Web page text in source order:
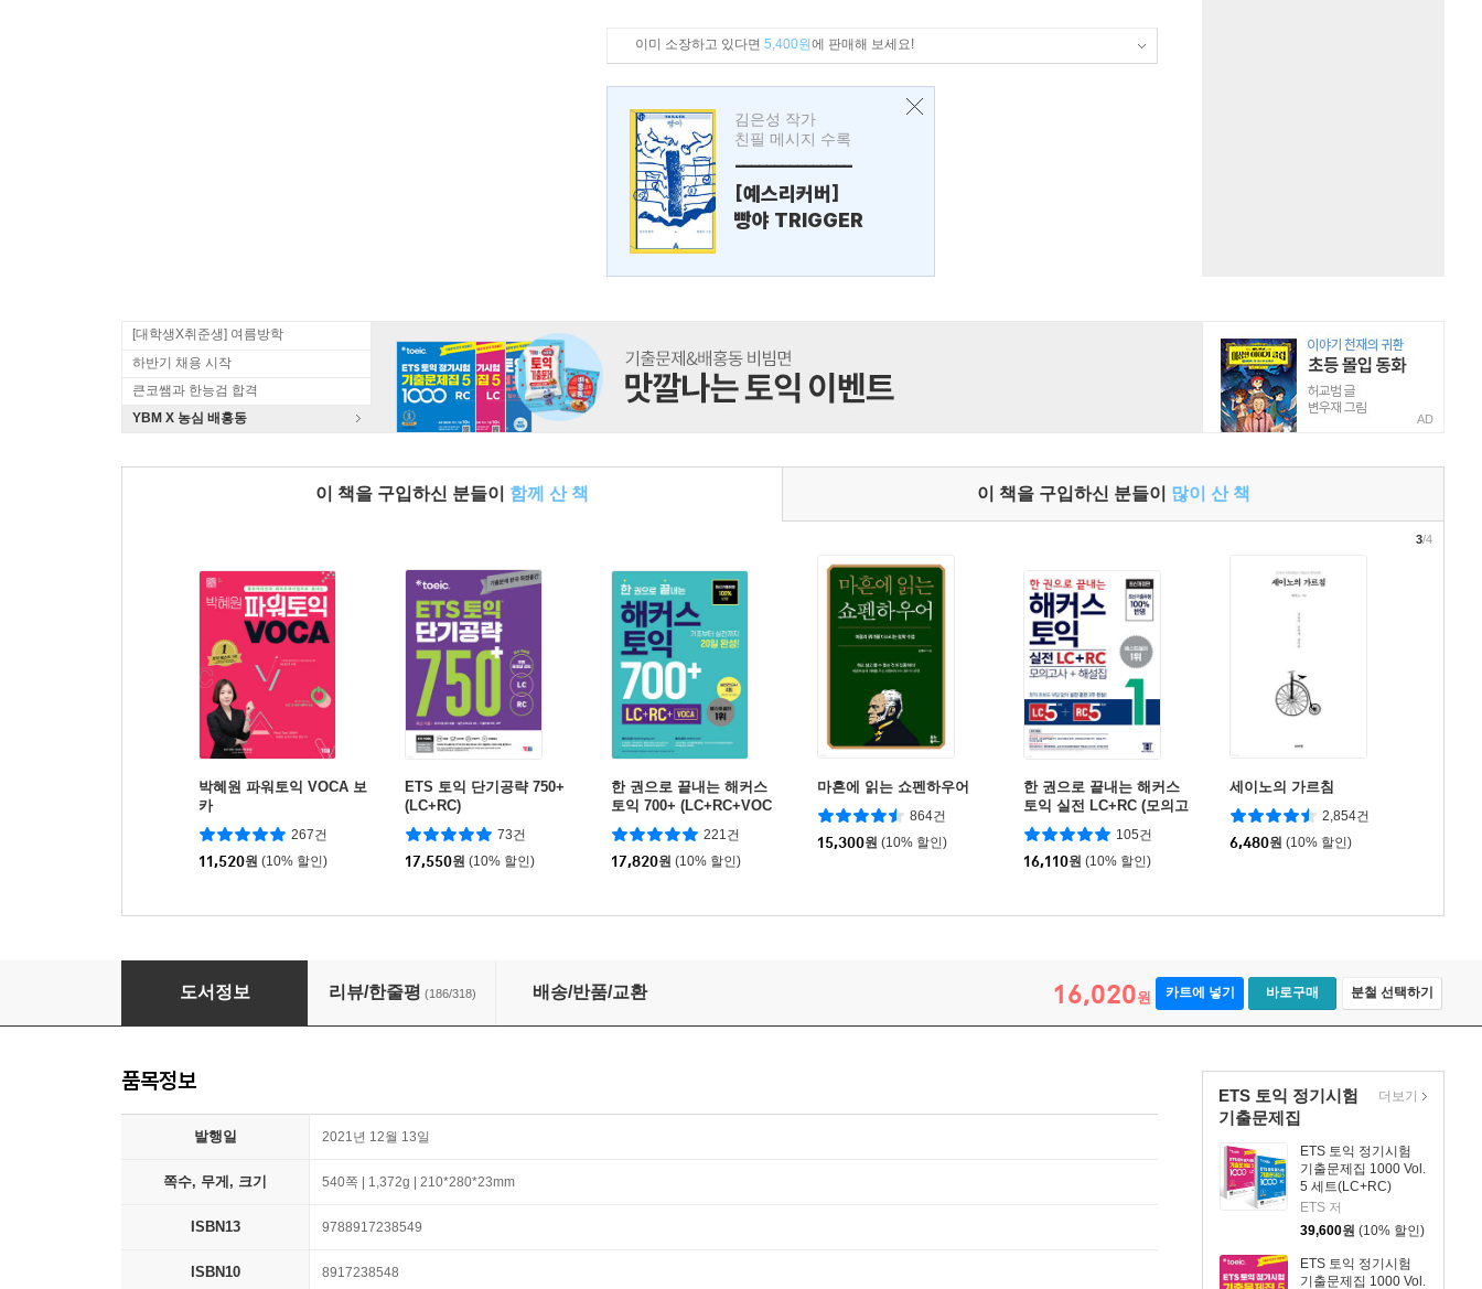
이미 소장하고 있다면 5,400원에 판매해 보세요!
김은성 작가
친필 메시지 수록
---------------
[예스리커버]
빵야 TRIGGER
[대학생X취준생] 여름방학
하반기 채용 시작
큰코쌤과 한능검 합격
YBM X 농심 배홍동
AD
이 책을 구입하신 분들이 함께 산 책 이 책을 구입하신 분들이 많이 산 책
박혜원 파워토익 VOCA 보
카
267건
11,520원 (10% 할인)
ETS 토익 단기공략 750+
(LC+RC)
73건
17,550원 (10% 할인)
한 권으로 끝내는 해커스
토익 700+ (LC+RC+VOC
A)
221건
17,820원 (10% 할인)
마흔에 읽는 쇼펜하우어
864건
15,300원 (10% 할인)
한 권으로 끝내는 해커스
토익 실전 LC+RC (모의고
사+해설집) 1
105건
16,110원 (10% 할인)
세이노의 가르침
2,854건
6,480원 (10% 할인)
3/4
ETS 토익 정기시험 기출문제집 1000 Vol.3 READING 리딩
도서정보 리뷰/한줄평 (186/318) 배송/반품/교환 16,020원 카트에 넣기 바로구매 분철 선택하기
ETS 토익 정기시험
기출문제집
ETS 토익 정기시험
기출문제집 1000 Vol.
5 세트(LC+RC)
ETS 저
39,600원 (10% 할인)
ETS 토익 정기시험
기출문제집 1000 Vol.
더보기
품목정보
발행일 2021년 12월 13일
쪽수, 무게, 크기 540쪽 | 1,372g | 210*280*23mm
ISBN13 9788917238549
ISBN10 8917238548